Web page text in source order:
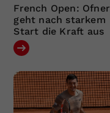
French Open: Ofner
geht nach starkem
Start die Kraft aus